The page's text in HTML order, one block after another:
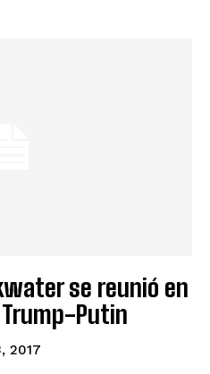
se reunió en
Putin
2017